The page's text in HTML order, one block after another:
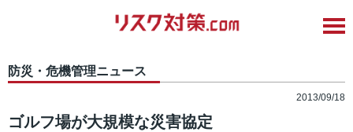
防災・危機管理ニュース
2013/09/18
ゴルフ場が大規模な災害協定